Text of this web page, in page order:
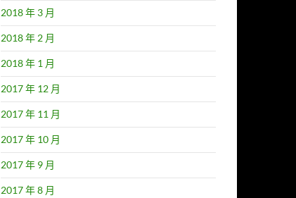
2018 年 3 月
2018 年 2 月
2018 年 1 月
2017 年 12 月
2017 年 11 月
2017 年 10 月
2017 年 9 月
2017 年 8 月